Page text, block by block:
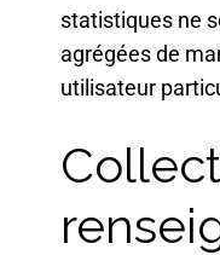
statistiques ne
agrégées de
utilisateur